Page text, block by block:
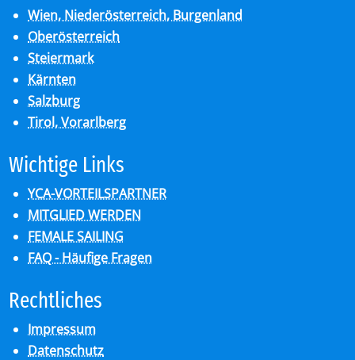
Wien, Niederösterreich, Burgenland
Oberösterreich
Steiermark
Kärnten
Salzburg
Tirol, Vorarlberg
Wich­ti­ge Links
YCA-VORTEILSPARTNER
MITGLIED WERDEN
FEMALE SAILING
FAQ - Häufige Fragen
Recht­li­ches
Impressum
Datenschutz